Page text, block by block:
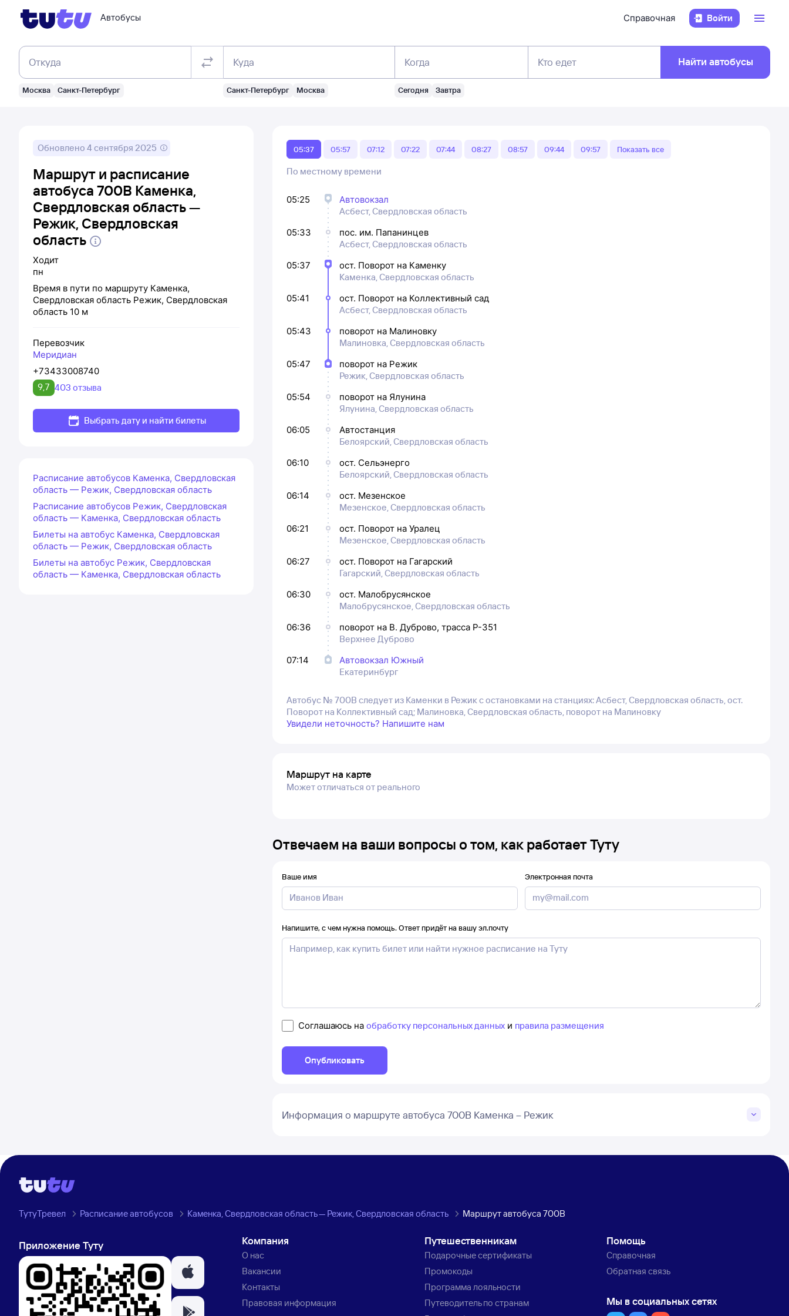
Автобусы Справочная Войти
Откуда
Москва Санкт-Петербург
Куда
Санкт-Петербург Москва
Когда
Сегодня Завтра
Кто едет Найти автобусы
Обновлено 4 сентября 2025
Маршрут и расписание
автобуса 700В Каменка,
Свердловская область —
Режик, Свердловская
область
Ходит
пн
Время в пути по маршруту Каменка,
Свердловская область Режик, Свердловская
область 10 м
Перевозчик
Меридиан
+73433008740
9,7 403 отзыва
Выбрать дату и найти билеты
05:37 05:57 07:12 07:22 07:44 08:27 08:57 09:44 09:57 Показать все
По местному времени
05:25
Автовокзал
Асбест, Свердловская область
05:33
пос. им. Папанинцев
Асбест, Свердловская область
05:37
ост. Поворот на Каменку
Каменка, Свердловская область
05:41
ост. Поворот на Коллективный сад
Асбест, Свердловская область
05:43
поворот на Малиновку
Малиновка, Свердловская область
05:47
поворот на Режик
Режик, Свердловская область
05:54
поворот на Ялунина
Ялунина, Свердловская область
06:05
Автостанция
Белоярский, Свердловская область
06:10
ост. Сельэнерго
Белоярский, Свердловская область
06:14
ост. Мезенское
Мезенское, Свердловская область
06:21
ост. Поворот на Уралец
Мезенское, Свердловская область
06:27
ост. Поворот на Гагарский
Гагарский, Свердловская область
06:30
ост. Малобрусянское
Малобрусянское, Свердловская область
06:36
поворот на В. Дуброво, трасса Р-351
Верхнее Дуброво
07:14
Автовокзал Южный
Екатеринбург
Автобус № 700В следует из Каменки в Режик с остановками на станциях: Асбест, Свердловская область, ост.
Поворот на Коллективный сад; Малиновка, Свердловская область, поворот на Малиновку
Увидели неточность? Напишите нам
Маршрут на карте
Может отличаться от реального
Отвечаем на ваши вопросы о том, как работает Туту
Ваше имя Электронная почта
Напишите, с чем нужна помощь. Ответ придёт на вашу эл.почту
Соглашаюсь на обработку персональных данных и правила размещения
Опубликовать
Информация о маршруте автобуса 700В Каменка – Режик
Расписание автобусов Каменка, Свердловская
область — Режик, Свердловская область
Расписание автобусов Режик, Свердловская
область — Каменка, Свердловская область
Билеты на автобус Каменка, Свердловская
область — Режик, Свердловская область
Билеты на автобус Режик, Свердловская
область — Каменка, Свердловская область
ТутуТревел Расписание автобусов Каменка, Свердловская область — Режик, Свердловская область Маршрут автобуса 700В
Приложение Туту Компания
О нас
Вакансии
Контакты
Правовая информация
Путешественникам
Подарочные сертификаты
Промокоды
Программа лояльности
Путеводитель по странам
Помощь
Справочная
Обратная связь
Мы в социальных сетях